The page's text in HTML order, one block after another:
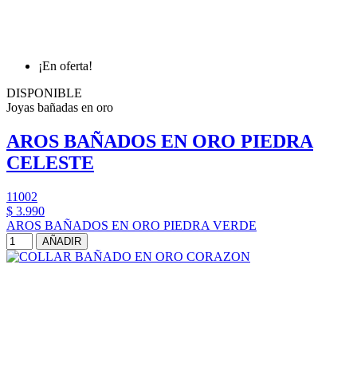
¡En oferta!
DISPONIBLE
Joyas bañadas en oro
AROS BAÑADOS EN ORO PIEDRA
CELESTE
11002
$ 3.990
AROS BAÑADOS EN ORO PIEDRA VERDE
AÑADIR